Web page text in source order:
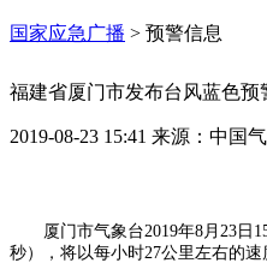
国家应急广播 > 预警信息
福建省厦门市发布台风蓝色预
2019-08-23 15:41 来源： 中国
厦门市气象台2019年8月23日
秒），将以每小时27公里左右的